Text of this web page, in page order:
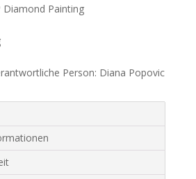
Diamond Painting
Person: Diana Popovic